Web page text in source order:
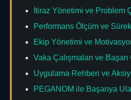
İtiraz Yönetimi ve Problem
Performans Ölçüm ve
Ekip Yönetimi ve
Vaka Çalışmaları ve
Uygulama Rehberi ve
PEGANOM ile Başarıya